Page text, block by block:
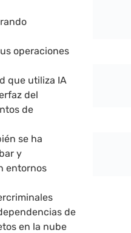
operaciones
que utiliza IA
del
de
se ha
y
entornos
de
en la nube